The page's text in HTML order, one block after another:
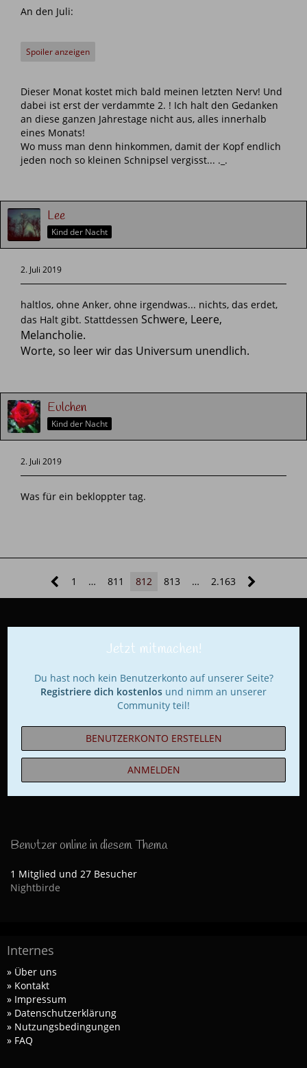
An den Juli:
Spoiler anzeigen
Dieser Monat kostet mich bald meinen letzten Nerv! Und
dabei ist erst der verdammte 2. ! Ich halt den Gedanken
an diese ganzen Jahrestage nicht aus, alles innerhalb
eines Monats!
Wo muss man denn hinkommen, damit der Kopf endlich
jeden noch so kleinen Schnipsel vergisst... ._.
Lee
Kind der Nacht
2. Juli 2019
haltlos, ohne Anker, ohne irgendwas... nichts, das erdet,
das Halt gibt. Stattdessen Schwere, Leere,
Melancholie.
Worte, so leer wir das Universum unendlich.
Eulchen
Kind der Nacht
2. Juli 2019
Was für ein bekloppter tag.
1 … 811 812 813 … 2.163
Jetzt mitmachen!
Du hast noch kein Benutzerkonto auf unserer Seite?
Registriere dich kostenlos und nimm an unserer
Community teil!
BENUTZERKONTO ERSTELLEN
ANMELDEN
Benutzer online in diesem Thema
1 Mitglied und 27 Besucher
Nightbirde
Internes
» Über uns
» Kontakt
» Impressum
» Datenschutzerklärung
» Nutzungsbedingungen
» FAQ